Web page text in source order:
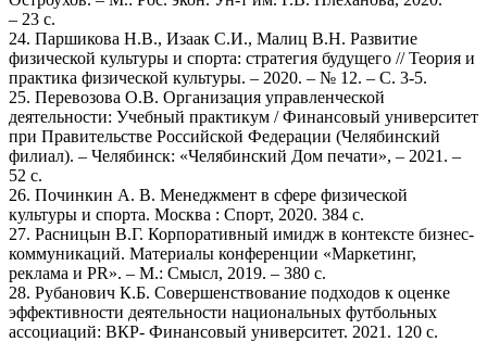
– 23 с.
24. Паршикова Н.В., Изаак С.И., Малиц В.Н. Развитие
физической культуры и спорта: стратегия будущего // Теория и
практика физической культуры. – 2020. – № 12. – С. 3-5.
25. Перевозова О.В. Организация управленческой
деятельности: Учебный практикум / Финансовый университет
при Правительстве Российской Федерации (Челябинский
филиал). – Челябинск: «Челябинский Дом печати», – 2021. –
52 с.
26. Починкин А. В. Менеджмент в сфере физической
культуры и спорта. Мocква : Спорт, 2020. 384 с.
27. Расницын В.Г. Корпоративный имидж в контексте бизнес-
коммуникаций. Материалы конференции «Маркетинг,
реклама и PR». – М.: Смысл, 2019. – 380 с.
28. Рубанович К.Б. Совершенствование подходов к оценке
эффективности деятельности национальных футбольных
ассоциаций: ВКР- Финансовый университет. 2021. 120 с.